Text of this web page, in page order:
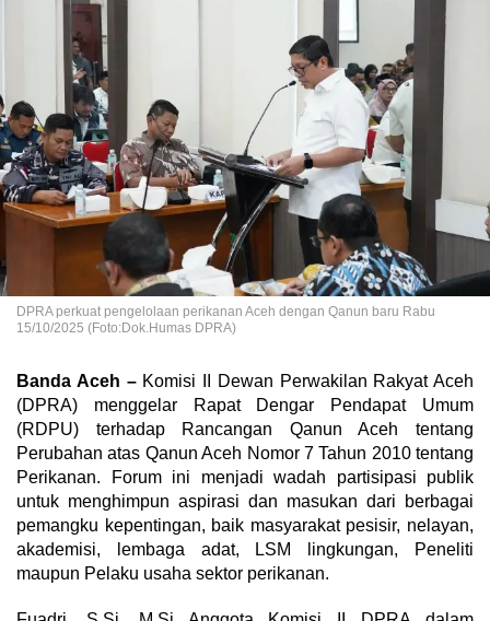
DPRA perkuat pengelolaan perikanan Aceh dengan Qanun baru Rabu
15/10/2025 (Foto:Dok.Humas DPRA)
Banda Aceh –Komisi II Dewan Perwakilan Rakyat Aceh
(DPRA) menggelar Rapat Dengar Pendapat Umum
(RDPU) terhadap Rancangan Qanun Aceh tentang
Perubahan atas Qanun Aceh Nomor 7 Tahun 2010 tentang
Perikanan. Forum ini menjadi wadah partisipasi publik
untuk menghimpun aspirasi dan masukan dari berbagai
pemangku kepentingan, baik masyarakat pesisir, nelayan,
akademisi, lembaga adat, LSM lingkungan, Peneliti
maupun Pelaku usaha sektor perikanan.